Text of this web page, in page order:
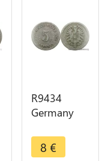
R9434
Germany
Pfennig
Wilhelm I
8 €